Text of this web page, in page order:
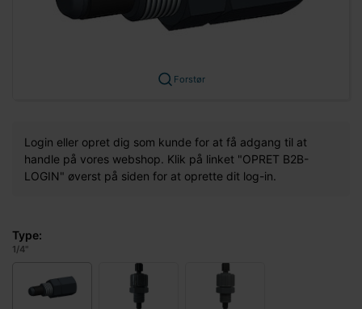
Forstør
Login eller opret dig som kunde for at få adgang til at
handle på vores webshop. Klik på linket "OPRET B2B-
LOGIN" øverst på siden for at oprette dit log-in.
Type:
1/4"